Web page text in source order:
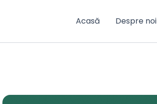
Acasă Despre noi